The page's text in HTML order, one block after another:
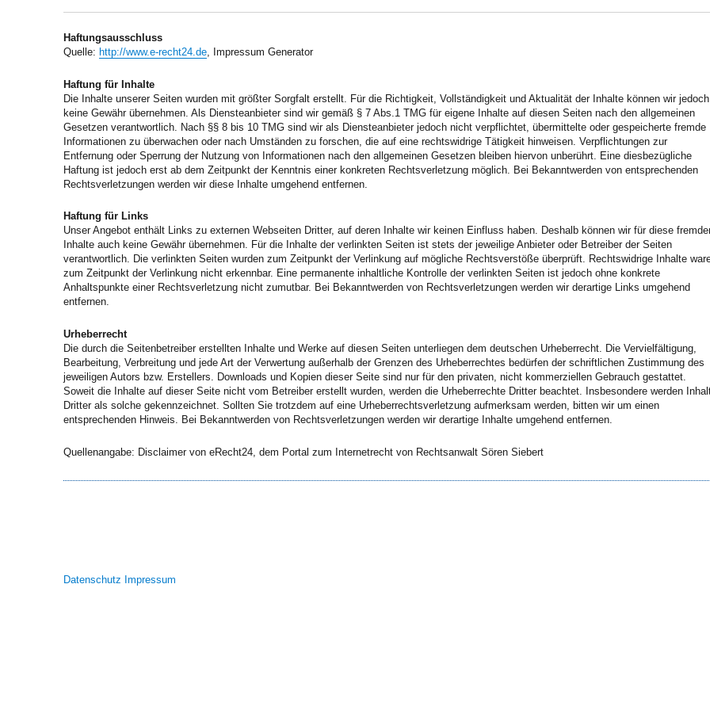
Haftungsausschluss
Quelle: http://www.e-recht24.de , Impressum Generator
Haftung für Inhalte
Die Inhalte unserer Seiten wurden mit größter Sorgfalt erstellt. Für die Richtigkeit, Vollständigkeit und Aktualität der Inhalte können wir jedoch
keine Gewähr übernehmen. Als Diensteanbieter sind wir gemäß § 7 Abs.1 TMG für eigene Inhalte auf diesen Seiten nach den allgemeinen
Gesetzen verantwortlich. Nach §§ 8 bis 10 TMG sind wir als Diensteanbieter jedoch nicht verpflichtet, übermittelte oder gespeicherte fremde
Informationen zu überwachen oder nach Umständen zu forschen, die auf eine rechtswidrige Tätigkeit hinweisen. Verpflichtungen zur
Entfernung oder Sperrung der Nutzung von Informationen nach den allgemeinen Gesetzen bleiben hiervon unberührt. Eine diesbezügliche
Haftung ist jedoch erst ab dem Zeitpunkt der Kenntnis einer konkreten Rechtsverletzung möglich. Bei Bekanntwerden von entsprechenden
Rechtsverletzungen werden wir diese Inhalte umgehend entfernen.
Haftung für Links
Unser Angebot enthält Links zu externen Webseiten Dritter, auf deren Inhalte wir keinen Einfluss haben. Deshalb können wir für diese
Inhalte auch keine Gewähr übernehmen. Für die Inhalte der verlinkten Seiten ist stets der jeweilige Anbieter oder Betreiber der Seiten
verantwortlich. Die verlinkten Seiten wurden zum Zeitpunkt der Verlinkung auf mögliche Rechtsverstöße überprüft. Rechtswidrige Inhalte
zum Zeitpunkt der Verlinkung nicht erkennbar. Eine permanente inhaltliche Kontrolle der verlinkten Seiten ist jedoch ohne konkrete
Anhaltspunkte einer Rechtsverletzung nicht zumutbar. Bei Bekanntwerden von Rechtsverletzungen werden wir derartige Links umgehend
entfernen.
Urheberrecht
Die durch die Seitenbetreiber erstellten Inhalte und Werke auf diesen Seiten unterliegen dem deutschen Urheberrecht. Die Vervielfältigung,
Bearbeitung, Verbreitung und jede Art der Verwertung außerhalb der Grenzen des Urheberrechtes bedürfen der schriftlichen Zustimmung des
jeweiligen Autors bzw. Erstellers. Downloads und Kopien dieser Seite sind nur für den privaten, nicht kommerziellen Gebrauch gestattet.
Soweit die Inhalte auf dieser Seite nicht vom Betreiber erstellt wurden, werden die Urheberrechte Dritter beachtet. Insbesondere werden
Dritter als solche gekennzeichnet. Sollten Sie trotzdem auf eine Urheberrechtsverletzung aufmerksam werden, bitten wir um einen
entsprechenden Hinweis. Bei Bekanntwerden von Rechtsverletzungen werden wir derartige Inhalte umgehend entfernen.
Quellenangabe: Disclaimer von eRecht24, dem Portal zum Internetrecht von Rechtsanwalt Sören Siebert
Datenschutz Impressum